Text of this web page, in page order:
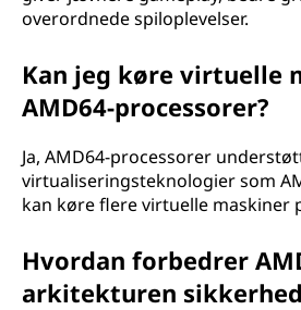
overordnede spiloplevelser.
Kan jeg køre virtuelle
AMD64-processorer?
Ja, AMD64-processorer
virtualiseringsteknologier som
kan køre flere virtuelle maskiner
Hvordan forbedrer
arkitekturen